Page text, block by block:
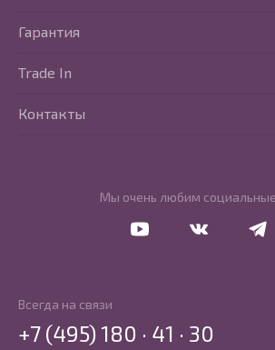
Мы очень любим
Гарантия
Trade In
Контакты
Всегда на связи
+7 (495) 180 · 41 · 30